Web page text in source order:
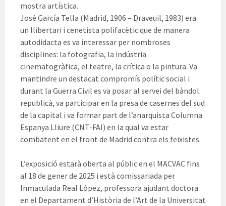
mostra artística.
José García Tella (Madrid, 1906 – Draveuil, 1983) era
un llibertari i cenetista polifacètic que de manera
autodidacta es va interessar per nombroses
disciplines: la fotografia, la indústria
cinematogràfica, el teatre, la crítica o la pintura. Va
mantindre un destacat compromís polític social i
durant la Guerra Civil es va posar al servei del bàndol
republicà, va participar en la presa de casernes del sud
de la capital i va formar part de l’anarquista Columna
Espanya Lliure (CNT-FAI) en la qual va estar
combatent en el front de Madrid contra els feixistes.
L’exposició estarà oberta al públic en el MACVAC fins
al 18 de gener de 2025 i està comissariada per
Inmaculada Real López, professora ajudant doctora
en el Departament d’Història de l’Art de la Universitat